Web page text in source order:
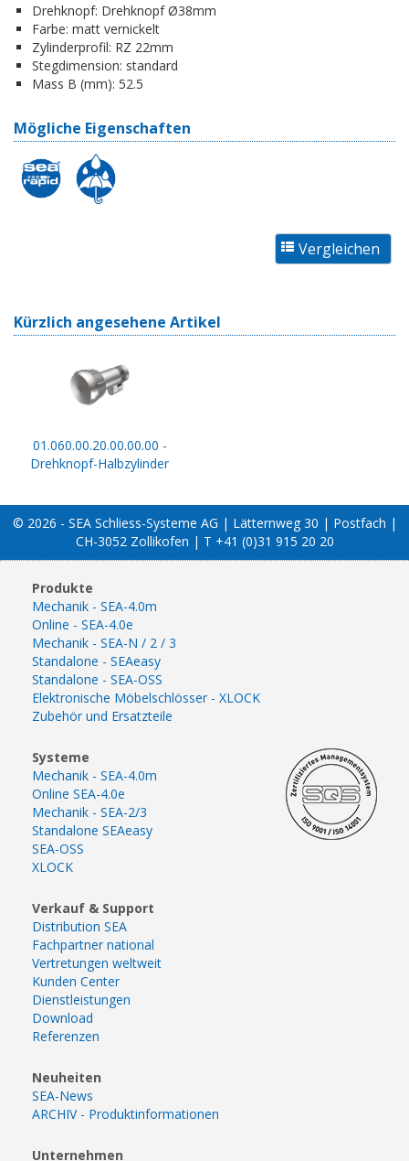
Drehknopf: Drehknopf Ø38mm
Farbe: matt vernickelt
Zylinderprofil: RZ 22mm
Stegdimension: standard
Mass B (mm): 52.5
Mögliche Eigenschaften
Kürzlich angesehene Artikel
01.060.00.20.00.00.00 -
Drehknopf-Halbzylinder
© 2026 - SEA Schliess-Systeme AG | Lätternweg 30 | Postfach |
CH-3052 Zollikofen | T +41 (0)31 915 20 20
Produkte
Mechanik - SEA-4.0m
Online - SEA-4.0e
Mechanik - SEA-N / 2 / 3
Standalone - SEAeasy
Standalone - SEA-OSS
Elektronische Möbelschlösser - XLOCK
Zubehör und Ersatzteile
Systeme
Mechanik - SEA-4.0m
Online SEA-4.0e
Mechanik - SEA-2/3
Standalone SEAeasy
SEA-OSS
XLOCK
Verkauf & Support
Distribution SEA
Fachpartner national
Vertretungen weltweit
Kunden Center
Dienstleistungen
Download
Referenzen
Neuheiten
SEA-News
ARCHIV - Produktinformationen
Unternehmen